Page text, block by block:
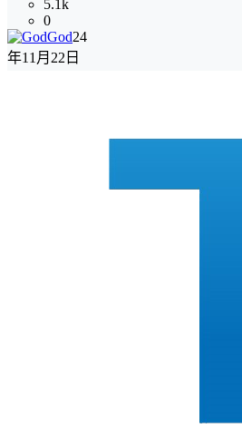
5.1k
0
God24
年11月22日